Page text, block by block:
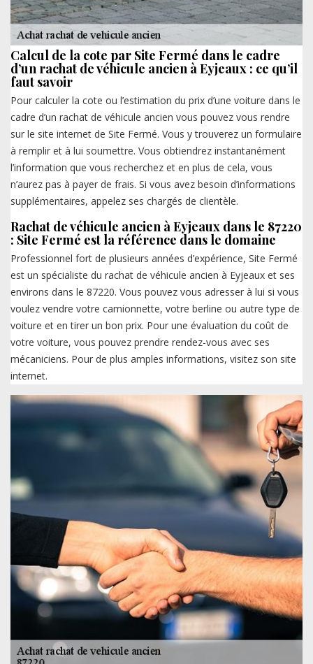
Calcul de la cote par Site Fermé dans le cadre
d’un rachat de véhicule ancien à Eyjeaux : ce qu’il
faut savoir
Pour calculer la cote ou l’estimation du prix d’une voiture dans le
cadre d’un rachat de véhicule ancien vous pouvez vous rendre
sur le site internet de Site Fermé. Vous y trouverez un formulaire
à remplir et à lui soumettre. Vous obtiendrez instantanément
l’information que vous recherchez et en plus de cela, vous
n’aurez pas à payer de frais. Si vous avez besoin d’informations
supplémentaires, appelez ses chargés de clientèle.
Rachat de véhicule ancien à Eyjeaux dans le 87220
: Site Fermé est la référence dans le domaine
Professionnel fort de plusieurs années d’expérience, Site Fermé
est un spécialiste du rachat de véhicule ancien à Eyjeaux et ses
environs dans le 87220. Vous pouvez vous adresser à lui si vous
voulez vendre votre camionnette, votre berline ou autre type de
voiture et en tirer un bon prix. Pour une évaluation du coût de
votre voiture, vous pouvez prendre rendez-vous avec ses
mécaniciens. Pour de plus amples informations, visitez son site
internet.